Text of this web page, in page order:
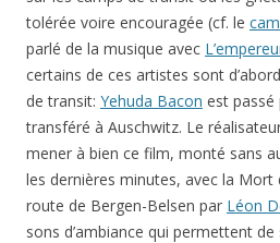
tolérée voire encouragée (cf. le
parlé de la musique avec
certains de ces artistes sont
de transit: Yehuda Bacon est passé
transféré à Auschwitz. Le
mener à bien ce film, monté sans
les dernières minutes, avec la Mort
route de Bergen-Belsen par Léon
sons d’ambiance qui permettent